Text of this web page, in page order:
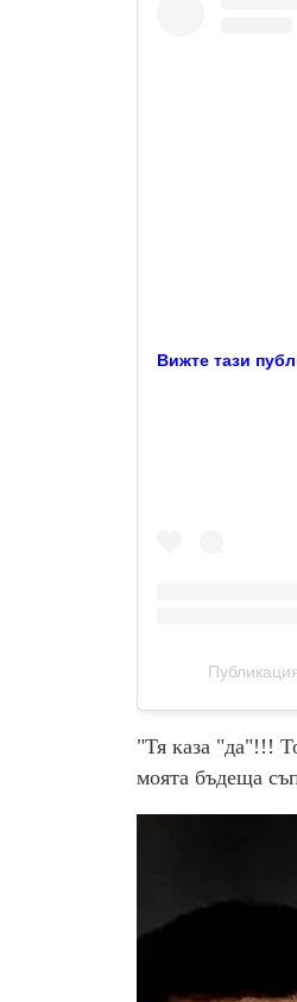
Вижте тази
"Тя каза "да"!!!
моята бъдеща